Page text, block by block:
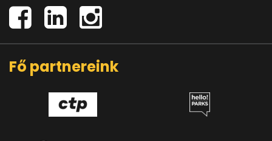
Fő partnereink